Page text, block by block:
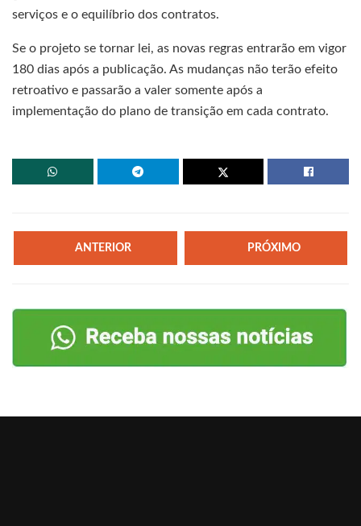
serviços e o equilíbrio dos contratos.
Se o projeto se tornar lei, as novas regras entrarão em vigor
180 dias após a publicação. As mudanças não terão efeito
retroativo e passarão a valer somente após a
implementação do plano de transição em cada contrato.
ANTERIOR PRÓXIMO